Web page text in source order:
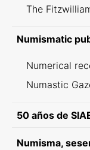
The
Numismatic
Numerical
Numastic
50 años de
Numisma,